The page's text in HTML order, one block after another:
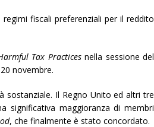
fiscali preferenziali per il reddito
Tax Practicesnella sessione del
novembre.
sostanziale. Il Regno Unito ed altri tre
significativa maggioranza di membri
, che finalmente è stato concordato.